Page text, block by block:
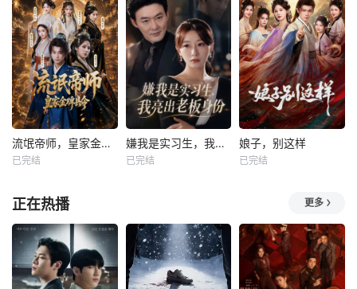
流氓帝师，皇家金牌县令
已完结
嫌我是实习生，我亮出老板身份
已完结
娘子，别这样
已完结
正在热播 更多